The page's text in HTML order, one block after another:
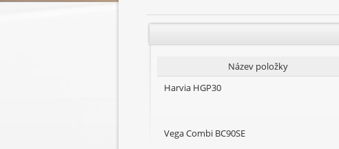
Název položky
Harvia HGP30
Vega Combi BC90SE